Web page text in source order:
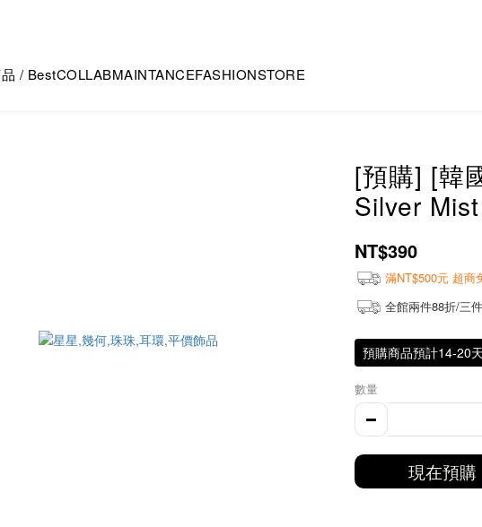
/ BestCOLLABMAINTANCEFASHIONSTORE
[預購] [韓
Silver
NT$390
滿NT$500元 超商
全館兩件88折/三
預購商品預計14-20
數量
現在預購